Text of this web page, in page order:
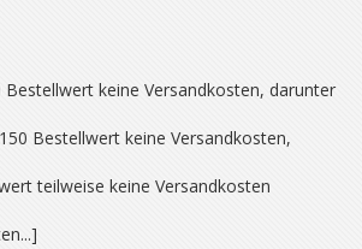
Bestellwert keine Versandkosten, darunter
Bestellwert keine Versandkosten,
teilweise keine Versandkosten